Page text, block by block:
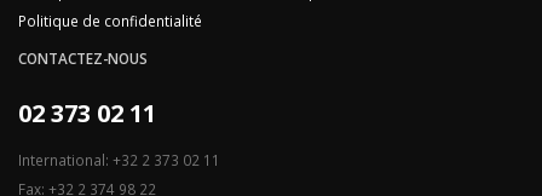
Politique de confidentialité
CONTACTEZ-NOUS
02 373 02 11
International: +32 2 373 02 11
Fax: +32 2 374 98 22